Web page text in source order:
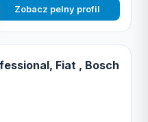
Zobacz pelny profil
Fiat , Bosch